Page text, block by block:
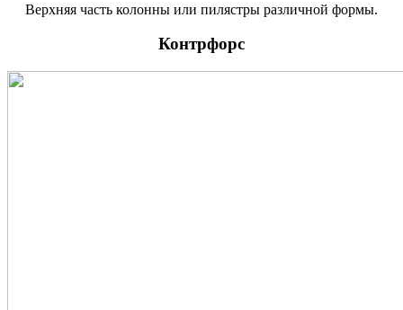
Верхняя часть колонны или пилястры различной формы.
Контрфорс